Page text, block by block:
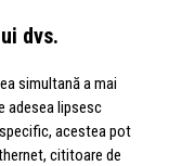
dvs.
simultană a mai
adesea lipsesc
acestea pot
cititoare de